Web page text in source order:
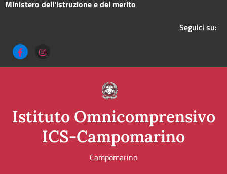
ministero dell'istruzione e del merito
seguici su:
Istituto Omnicomprensivo
ICS-Campomarino
Campomarino